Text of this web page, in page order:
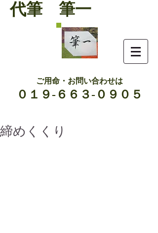
代筆 筆一
ご用命・お問い合わせは
０１９-６６３-０９０５
締めくくり